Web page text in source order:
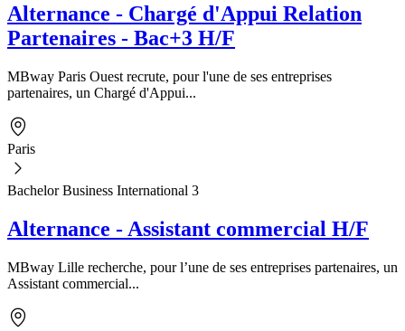
Alternance - Chargé d'Appui Relation
Partenaires - Bac+3 H/F
MBway Paris Ouest recrute, pour l'une de ses entreprises
partenaires, un Chargé d'Appui...
Paris
Bachelor Business International 3
Alternance - Assistant commercial H/F
MBway Lille recherche, pour l’une de ses entreprises partenaires, un
Assistant commercial...